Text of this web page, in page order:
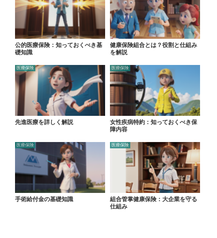
公的医療保険：知っておくべき基
礎知識
健康保険組合とは？役割と仕組み
を解説
医療保険
先進医療を詳しく解説
医療保険
女性疾病特約：知っておくべき保
障内容
医療保険
手術給付金の基礎知識
医療保険
組合管掌健康保険：大企業を守る
仕組み